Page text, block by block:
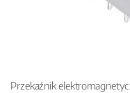
Przekaźnik